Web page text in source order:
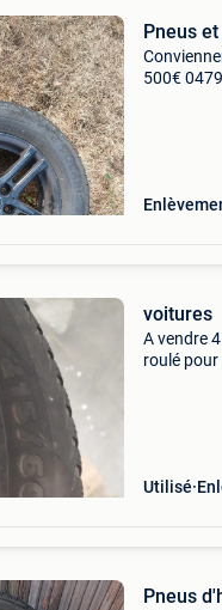
Pneus
500€
voitures
A vendre
roulé
Utilisé
Pneus